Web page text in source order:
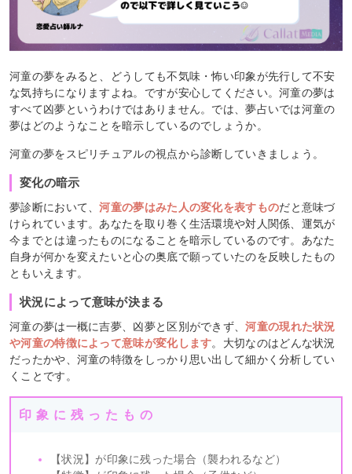
河童の夢をみると、どうしても不気味・怖い印象が先行して不安
な気持ちになりますよね。ですが安心してください。河童の夢は
すべて凶夢というわけではありません。では、夢占いでは河童の
夢はどのようなことを暗示しているのでしょうか。
河童の夢をスピリチュアルの視点から診断していきましょう。
変化の暗示
夢診断において、河童の夢はみた人の変化を表すものだと意味づ
けられています。あなたを取り巻く生活環境や対人関係、運気が
今までとは違ったものになることを暗示しているのです。あなた
自身が何かを変えたいと心の奥底で願っていたのを反映したもの
ともいえます。
状況によって意味が決まる
河童の夢は一概に吉夢、凶夢と区別ができず、河童の現れた状況
や河童の特徴によって意味が変化します。大切なのはどんな状況
だったかや、河童の特徴をしっかり思い出して細かく分析してい
くことです。
印象に残ったもの
【状況】が印象に残った場合（襲われるなど）